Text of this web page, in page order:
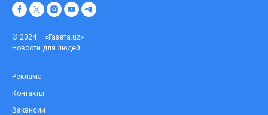
© 2024 – «Газета.uz»
Новости для людей.
Реклама
Контакты
Вакансии